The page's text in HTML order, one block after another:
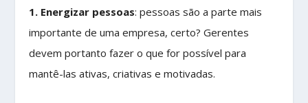
1. Energizar pessoas: pessoas são a parte mais
importante de uma empresa, certo? Gerentes
devem portanto fazer o que for possível para
mantê-las ativas, criativas e motivadas.